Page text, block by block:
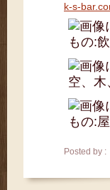
k-s-
Posted by